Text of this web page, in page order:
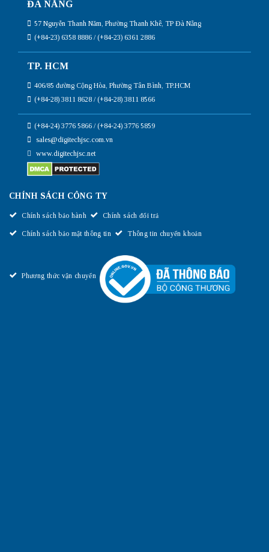
ĐÀ NẴNG
57 Nguyễn Thanh Năm, Phường Thanh Khê, TP Đà Nẵng
(+84-23) 6358 8886 / (+84-23) 6361 2886
TP. HCM
406/85 đường Cộng Hòa, Phường Tân Bình, TP.HCM
(+84-28) 3811 8628 / (+84-28) 3811 8566
(+84-24) 3776 5866 / (+84-24) 3776 5859
sales@digitechjsc.com.vn
www.digitechjsc.net
CHÍNH SÁCH CÔNG TY
Chính sách bảo hành Chính sách đổi trả
Chính sách bảo mật thông tin Thông tin chuyển khoản
Phương thức vận chuyển